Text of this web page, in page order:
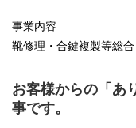
事業内容
靴修理・合鍵複製等総
お客様からの「あ
事です。